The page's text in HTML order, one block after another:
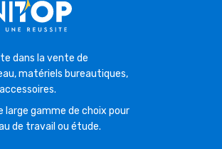
dans la vente de
matériels bureautiques,
large gamme de choix pour
de travail ou étude.